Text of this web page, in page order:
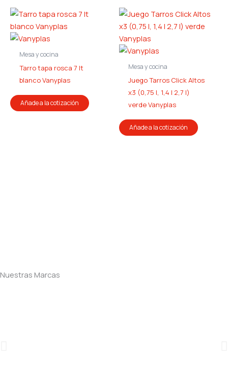
Mesa y cocina
Tarro tapa rosca 7 lt
blanco Vanyplas
Añade a la cotización
Mesa y cocina
Juego Tarros Click Altos
x3 (0,75 l, 1,4 l 2,7 l)
verde Vanyplas
Añade a la cotización
Nuestras Marcas